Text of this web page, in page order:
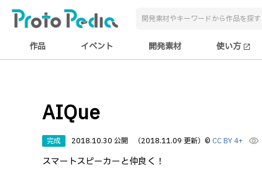
作品 イベント 開発素材 使い方 open_in_new
AIQue
完成 2018.10.30 公開 （2018.11.09 更新） © CC BY 4+ visibility
スマートスピーカーと仲良く！